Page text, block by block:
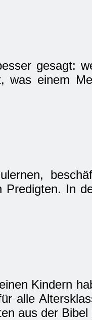
gesagt:
was einem
Predigten. In
Kindern
alle
aus der Bibel